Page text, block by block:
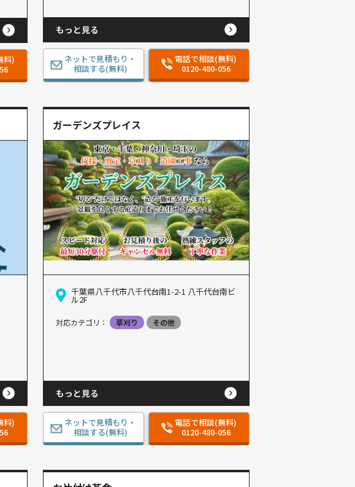
料)
もっと見る
ネットで見積もり・
相談する(無料)
電話で相談(無料)
0120-480-056
料)
ガーデンズプレイス
千葉県八千代市八千代台南1-2-1 八千代台南ビ
ル2F
対応カテゴリ： 草刈り その他
もっと見る
ネットで見積もり・
相談する(無料)
電話で相談(無料)
0120-480-056